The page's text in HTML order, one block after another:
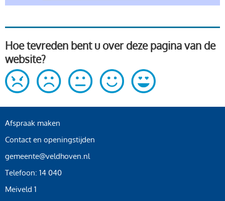
Hoe tevreden bent u over deze pagina van de
website?
Afspraak maken
Contact en openingstijden
gemeente@veldhoven.nl
Telefoon: 14 040
Meiveld 1